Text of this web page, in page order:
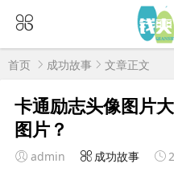
首页 成功故事 文章正文
卡通励志头像图片
图片？
admin 成功故事